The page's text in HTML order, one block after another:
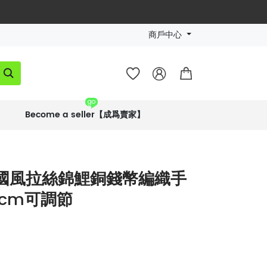
商戶中心
   
Become a seller【成爲賣家】
go
風拉絲錦鯉銅錢幣編織手
可調節